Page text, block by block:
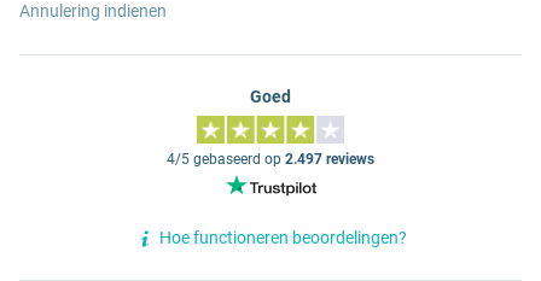
Annulering indienen
Goed
4/5 gebaseerd op 2.497 reviews
Hoe functioneren beoordelingen?